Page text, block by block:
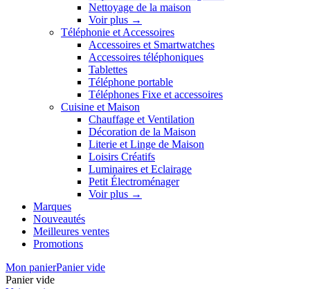
Nettoyage de la maison
Voir plus →
Téléphonie et Accessoires
Accessoires et Smartwatches
Accessoires téléphoniques
Tablettes
Téléphone portable
Téléphones Fixe et accessoires
Cuisine et Maison
Chauffage et Ventilation
Décoration de la Maison
Literie et Linge de Maison
Loisirs Créatifs
Luminaires et Eclairage
Petit Électroménager
Voir plus →
Marques
Nouveautés
Meilleures ventes
Promotions
Mon panierPanier vide
Panier vide